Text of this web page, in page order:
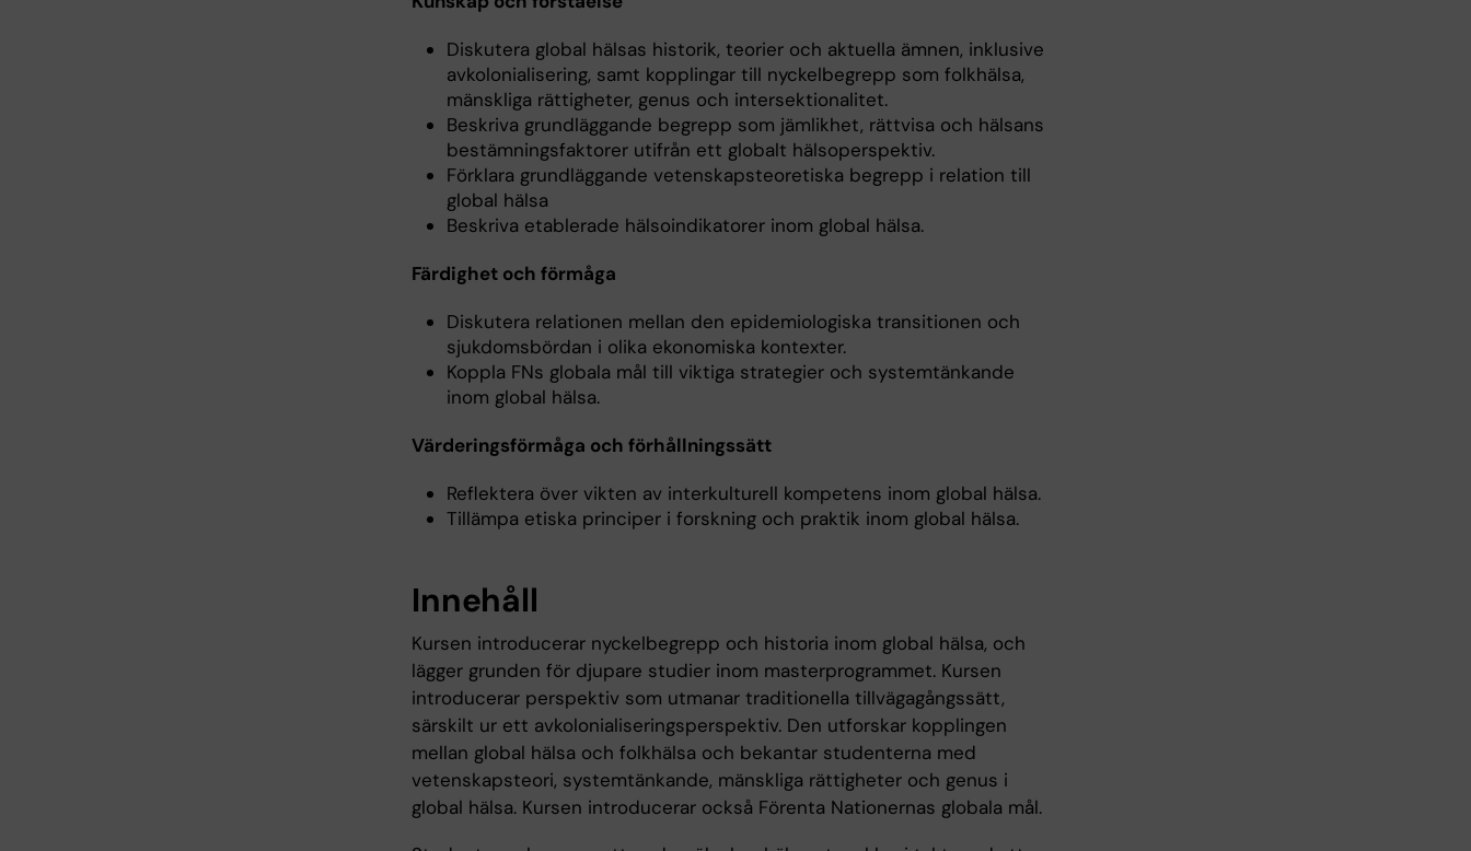
Diskutera global hälsas historik, teorier och aktuella ämnen, inklusive
avkolonialisering, samt kopplingar till nyckelbegrepp som folkhälsa,
mänskliga rättigheter, genus och intersektionalitet.
Beskriva grundläggande begrepp som jämlikhet, rättvisa och hälsans
bestämningsfaktorer utifrån ett globalt hälsoperspektiv.
Förklara grundläggande vetenskapsteoretiska begrepp i relation till
global hälsa
Beskriva etablerade hälsoindikatorer inom global hälsa.
Färdighet och förmåga
Diskutera relationen mellan den epidemiologiska transitionen och
sjukdomsbördan i olika ekonomiska kontexter.
Koppla FNs globala mål till viktiga strategier och systemtänkande
inom global hälsa.
Värderingsförmåga och förhållningssätt
Reflektera över vikten av interkulturell kompetens inom global hälsa.
Tillämpa etiska principer i forskning och praktik inom global hälsa.
Innehåll
Kursen introducerar nyckelbegrepp och historia inom global hälsa, och
lägger grunden för djupare studier inom masterprogrammet. Kursen
introducerar perspektiv som utmanar traditionella tillvägagångssätt,
särskilt ur ett avkolonialiseringsperspektiv. Den utforskar kopplingen
mellan global hälsa och folkhälsa och bekantar studenterna med
vetenskapsteori, systemtänkande, mänskliga rättigheter och genus i
global hälsa. Kursen introducerar också Förenta Nationernas globala mål.